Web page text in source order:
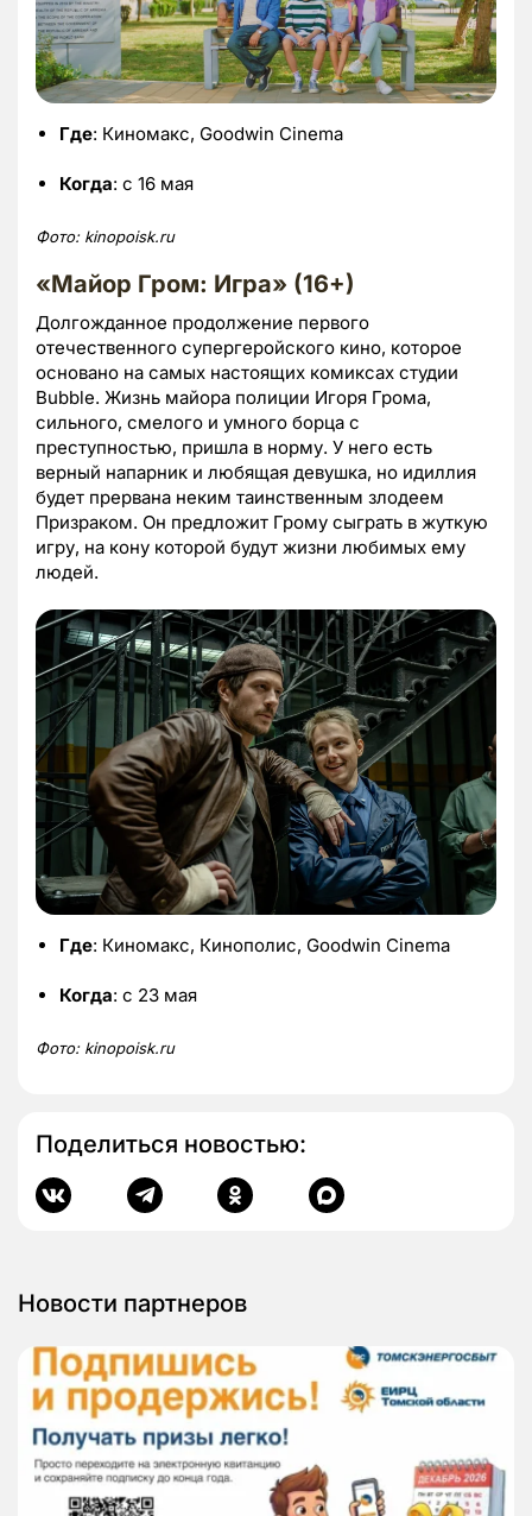
Где: Киномакс, Goodwin Cinema
Когда: с 16 мая
Фото: kinopoisk.ru
«Майор Гром: Игра» (16+)
Долгожданное продолжение первого
отечественного супергеройского кино, которое
основано на самых настоящих комиксах студии
Bubble. Жизнь майора полиции Игоря Грома,
сильного, смелого и умного борца с
преступностью, пришла в норму. У него есть
верный напарник и любящая девушка, но идиллия
будет прервана неким таинственным злодеем
Призраком. Он предложит Грому сыграть в жуткую
игру, на кону которой будут жизни любимых ему
людей.
Где: Киномакс, Кинополис, Goodwin Cinema
Когда: с 23 мая
Фото: kinopoisk.ru
Поделиться новостью:
Новости партнеров